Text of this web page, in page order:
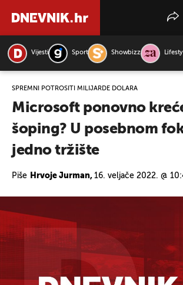
Vijesti Sport Showbizz
SPREMNI POTROŠITI MILIJARDE DOLARA
Microsoft ponovno
šoping? U posebnom
jedno tržište
Piše Hrvoje Jurman, 16. veljače 2022. @
PRETRAŽITE VIJESTI